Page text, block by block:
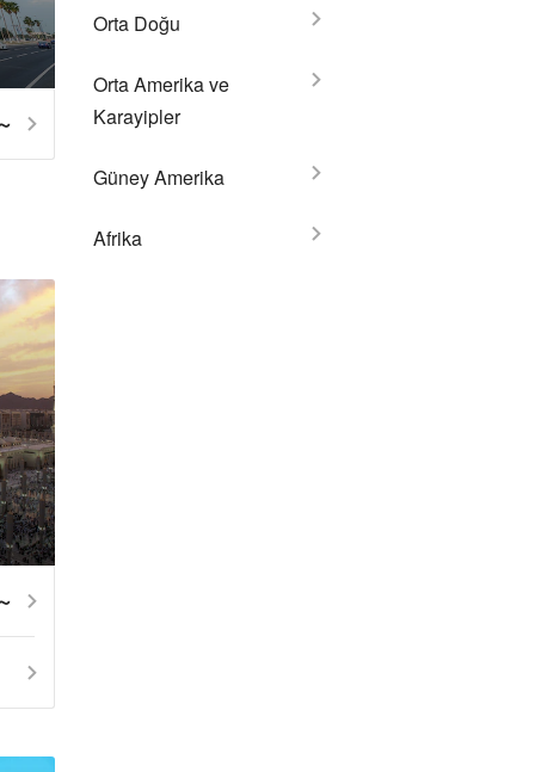
Orta Doğu
Orta Amerika ve
Karayipler
Güney Amerika
Afrika